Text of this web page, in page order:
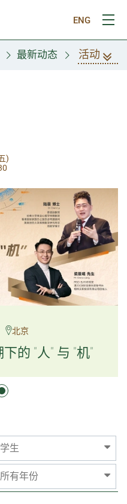
ENG
打
最新动态 活动
)
广州
置内核
)
北京
的 "人" 与 "机"
学生
所有年份